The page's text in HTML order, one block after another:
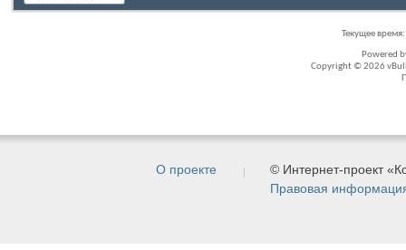
Текущее время:
Powered
Copyright © 2026
О проекте
© Интернет-проект
Правовая